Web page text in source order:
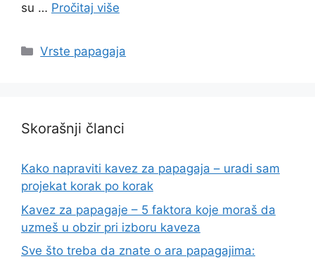
su … Pročitaj više
Categories
Vrste papagaja
Skorašnji članci
Kako napraviti kavez za papagaja – uradi sam
projekat korak po korak
Kavez za papagaje – 5 faktora koje moraš da
uzmeš u obzir pri izboru kaveza
Sve što treba da znate o ara papagajima: